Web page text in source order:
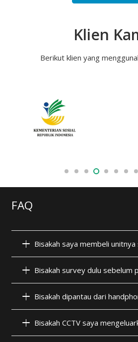
Klien
Berikut klien yang
FAQ
Bisakah saya membeli unitnya
Bisakah survey dulu sebelum
Bisakah dipantau dari
Bisakah CCTV saya